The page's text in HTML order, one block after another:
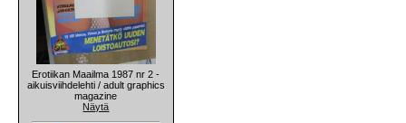
Erotiikan Maailma 1987 nr 2 -
aikuisviihdelehti / adult graphics
magazine
Näytä